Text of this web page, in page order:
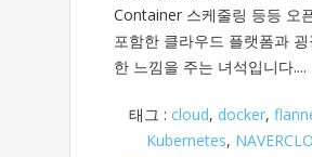
Container 스케줄링 등등 오
포함한 클라우드 플랫폼과
한 느낌을 주는 녀석입니다....
태그 : cloud, docker,
Kubernetes,